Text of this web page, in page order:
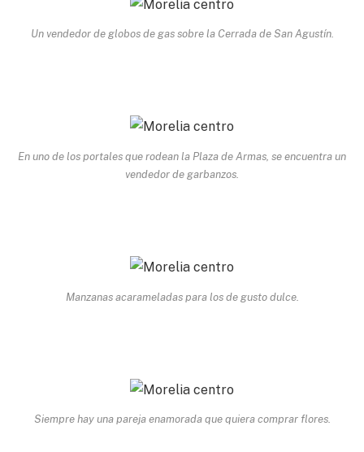
Un vendedor de globos de gas sobre la Cerrada de San Agustín.
En uno de los portales que rodean la Plaza de Armas, se encuentra un
vendedor de garbanzos.
Manzanas acarameladas para los de gusto dulce.
Siempre hay una pareja enamorada que quiera comprar flores.